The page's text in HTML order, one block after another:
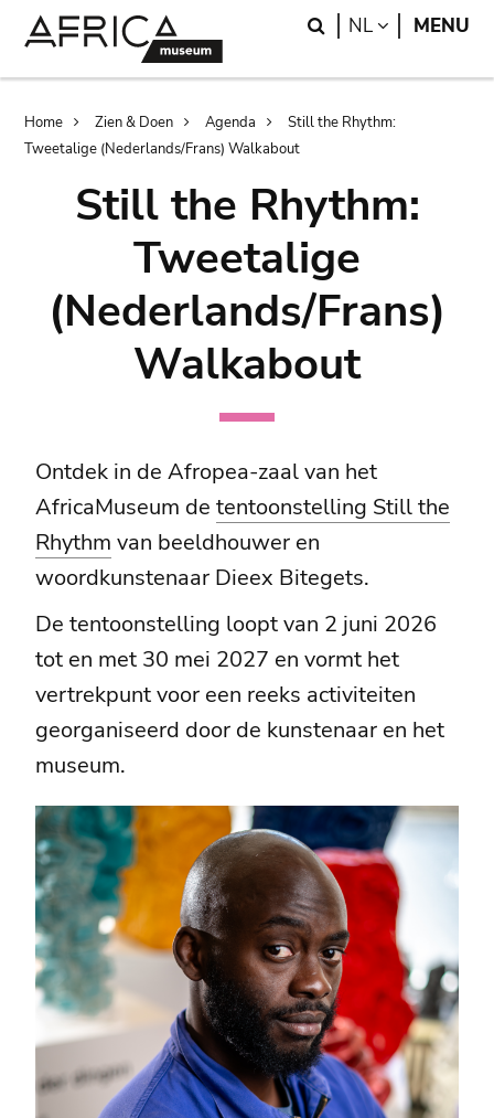
Search
NL LANGUAGE
MENU
Breadcrumb
Home Zien & Doen Agenda
Still the Rhythm:
Tweetalige (Nederlands/Frans) Walkabout
Still the Rhythm:
Tweetalige
(Nederlands/Frans)
Walkabout
Ontdek in de Afropea-zaal van het
AfricaMuseum detentoonstelling Still the
Rhythm van beeldhouwer en
woordkunstenaar Dieex Bitegets.
De tentoonstelling loopt van 2 juni 2026
tot en met 30 mei 2027 en vormt het
vertrekpunt voor een reeks activiteiten
georganiseerd door de kunstenaar en het
museum.